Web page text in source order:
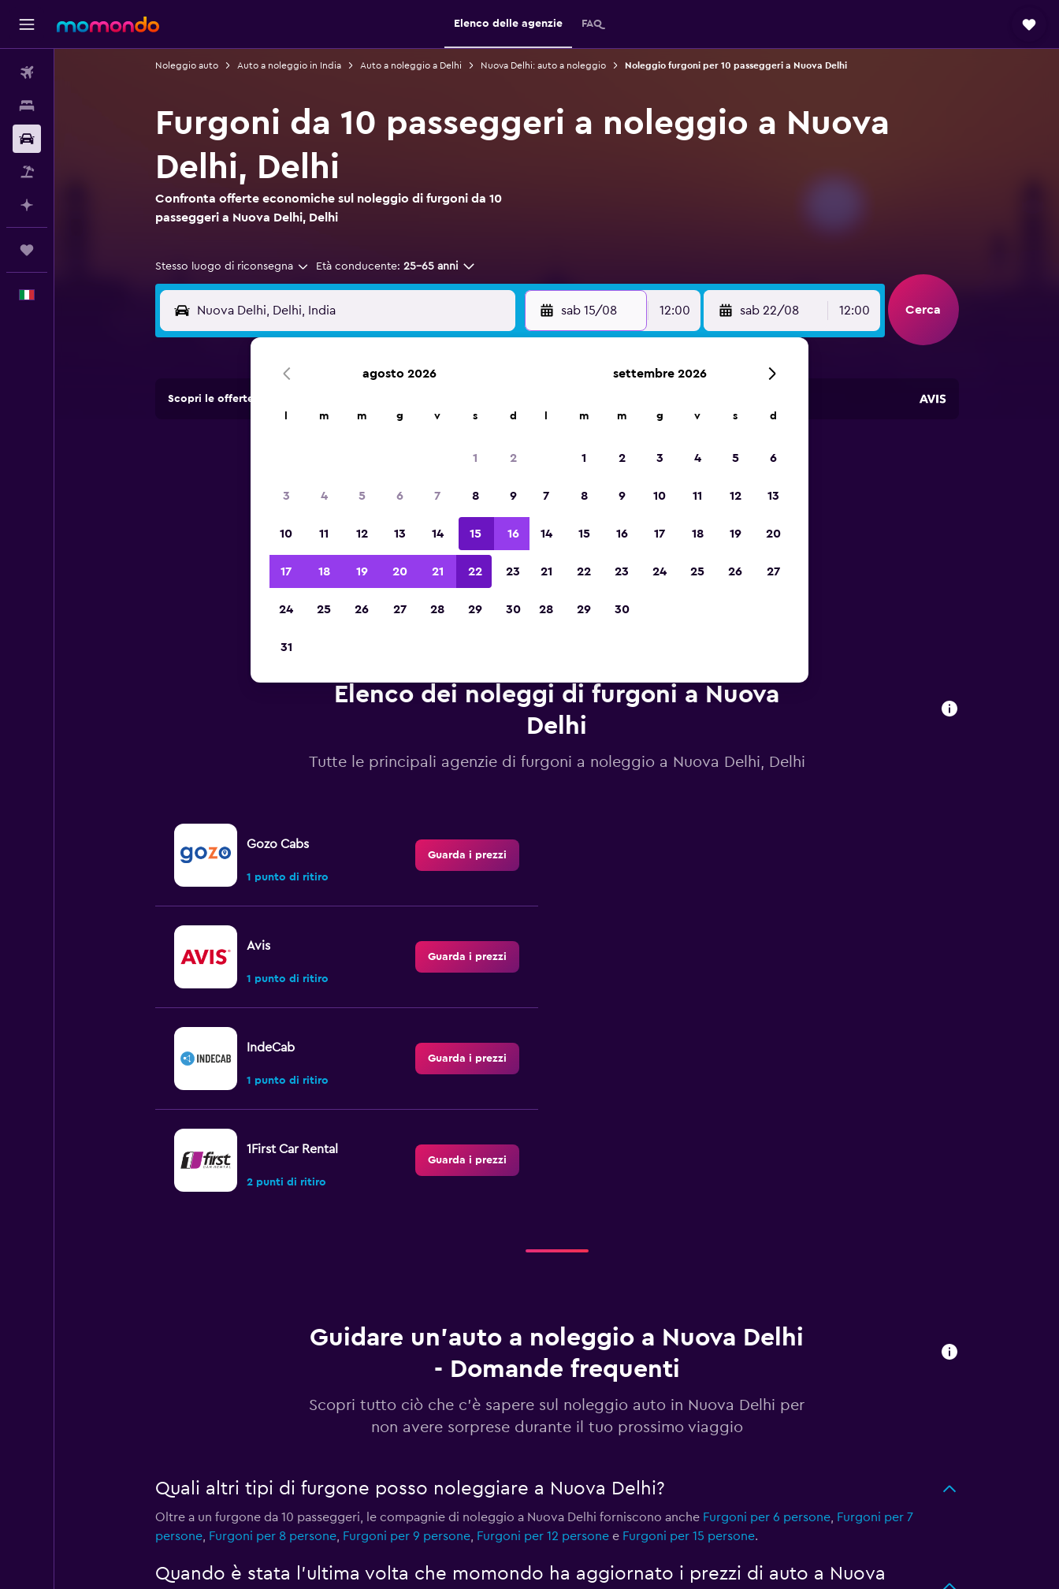
Elenco delle agenzie FAQ
Noleggio auto Auto a noleggio in India Auto a noleggio a Delhi Nuova Delhi: auto a noleggio Noleggio furgoni per 10 passeggeri a Nuova Delhi
Furgoni da 10 passeggeri a noleggio a Nuova
Delhi, Delhi
Confronta offerte economiche sul noleggio di furgoni da 10
passeggeri a Nuova Delhi, Delhi
Stesso luogo di riconsegna Età conducente: 25-65 anni
sab 15/08 12:00 sab 22/08 12:00 Cerca
Scopri le offerte di agenzie di noleggio auto in oltre 70.000 località con momondo.
d'Europa 2023
Elenco dei noleggi di furgoni a Nuova
Delhi
Tutte le principali agenzie di furgoni a noleggio a Nuova Delhi, Delhi
Gozo Cabs
1 punto di ritiro
Guarda i prezzi
Avis
1 punto di ritiro
Guarda i prezzi
IndeCab
1 punto di ritiro
Guarda i prezzi
1First Car Rental
2 punti di ritiro
Guarda i prezzi
Guarda i prezzi
2 punti di ritiro
Guarda i prezzi
Guidare un'auto a noleggio a Nuova Delhi
- Domande frequenti
Scopri tutto ciò che c'è sapere sul noleggio auto in Nuova Delhi per
non avere sorprese durante il tuo prossimo viaggio
Quali altri tipi di furgone posso noleggiare a Nuova Delhi?
Oltre a un furgone da 10 passeggeri, le compagnie di noleggio a Nuova Delhi forniscono anche Furgoni per 6 persone,
Furgoni per 7
persone, Furgoni per 8 persone, Furgoni per 9 persone, Furgoni per 12 personee Furgoni per 15 persone.
Quando è stata l'ultima volta che momondo ha aggiornato i prezzi di auto a Nuova
agosto 2026
m m g v s d
1 2
3 4 5 6 7 8 9
10 11 12 13 14 15 16
17 18 19 20 21 22 23
24 25 26 27 28 29 30
31
settembre 2026
m m g v s d
1 2 3 4 5 6
7 8 9 10 11 12 13
14 15 16 17 18 19 20
21 22 23 24 25 26 27
28 29 30